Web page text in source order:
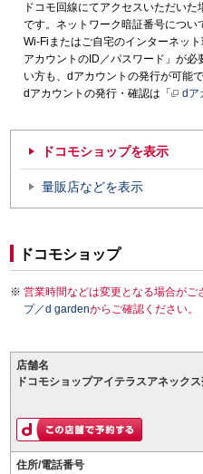
ドコモ回線にてアクセスいただい
です。ネットワーク暗証番号につい
Wi-Fiまたはご自宅のインターネッ
アカウントのID／パスワード」が
い方も、dアカウントの発行が可能で
dアカウントの発行・確認は「
dア
ドコモショップを表示
量販店などを表示
ドコモショップ
営業時間などは変更となる場合がご
プ／d gardenからご確認ください。
店舗名
ドコモショップアイテラスアネック
住所/電話番号